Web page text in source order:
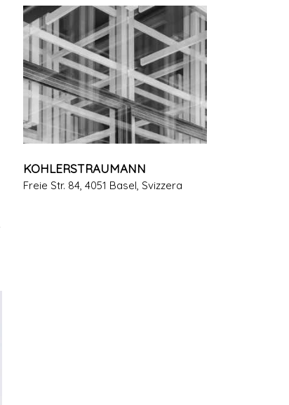
KOHLERSTRAUMANN
Freie Str. 84, 4051 Basel, Svizzera